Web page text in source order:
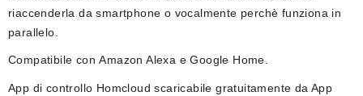
riaccenderla da smartphone o vocalmente perchè funziona in
parallelo.
Compatibile con Amazon Alexa e Google Home.
App di controllo Homcloud scaricabile gratuitamente da App